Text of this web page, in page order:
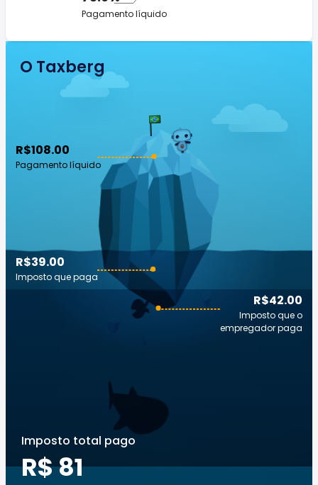
Pagamento líquido
O Taxberg
R$108.00
Pagamento líquido
R$42.00
Imposto que o
empregador paga
R$39.00
Imposto que paga
Imposto total pago
R$ 81